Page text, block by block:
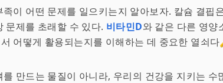
이 어떤 문제를 일으키는지 알아보자. 칼슘 결핍
문제를 초래할 수 있다. 비타민D와 같은 다른 영양
어떻게 활용되는지를 이해하는 데 중요한 열쇠
만드는 물질이 아니라, 우리의 건강을 지키는 수